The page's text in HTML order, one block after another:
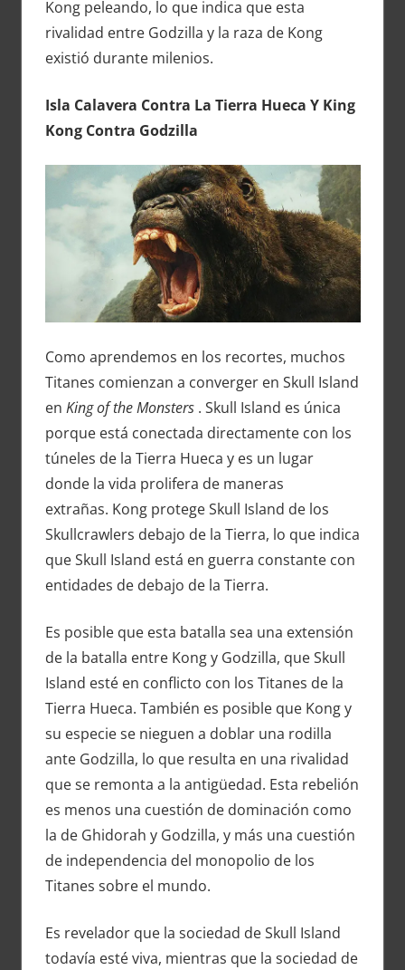
Kong peleando, lo que indica que esta
rivalidad entre Godzilla y la raza de Kong
existió durante milenios.
Isla Calavera Contra La Tierra Hueca Y King
Kong Contra Godzilla
Como aprendemos en los recortes, muchos
Titanes comienzan a converger en Skull Island
en King of the Monsters. Skull Island es única
porque está conectada directamente con los
túneles de la Tierra Hueca y es un lugar
donde la vida prolifera de maneras
extrañas. Kong protege Skull Island de los
Skullcrawlers debajo de la Tierra, lo que indica
que Skull Island está en guerra constante con
entidades de debajo de la Tierra.
Es posible que esta batalla sea una extensión
de la batalla entre Kong y Godzilla, que Skull
Island esté en conflicto con los Titanes de la
Tierra Hueca. También es posible que Kong y
su especie se nieguen a doblar una rodilla
ante Godzilla, lo que resulta en una rivalidad
que se remonta a la antigüedad. Esta rebelión
es menos una cuestión de dominación como
la de Ghidorah y Godzilla, y más una cuestión
de independencia del monopolio de los
Titanes sobre el mundo.
Es revelador que la sociedad de Skull Island
todavía esté viva, mientras que la sociedad de